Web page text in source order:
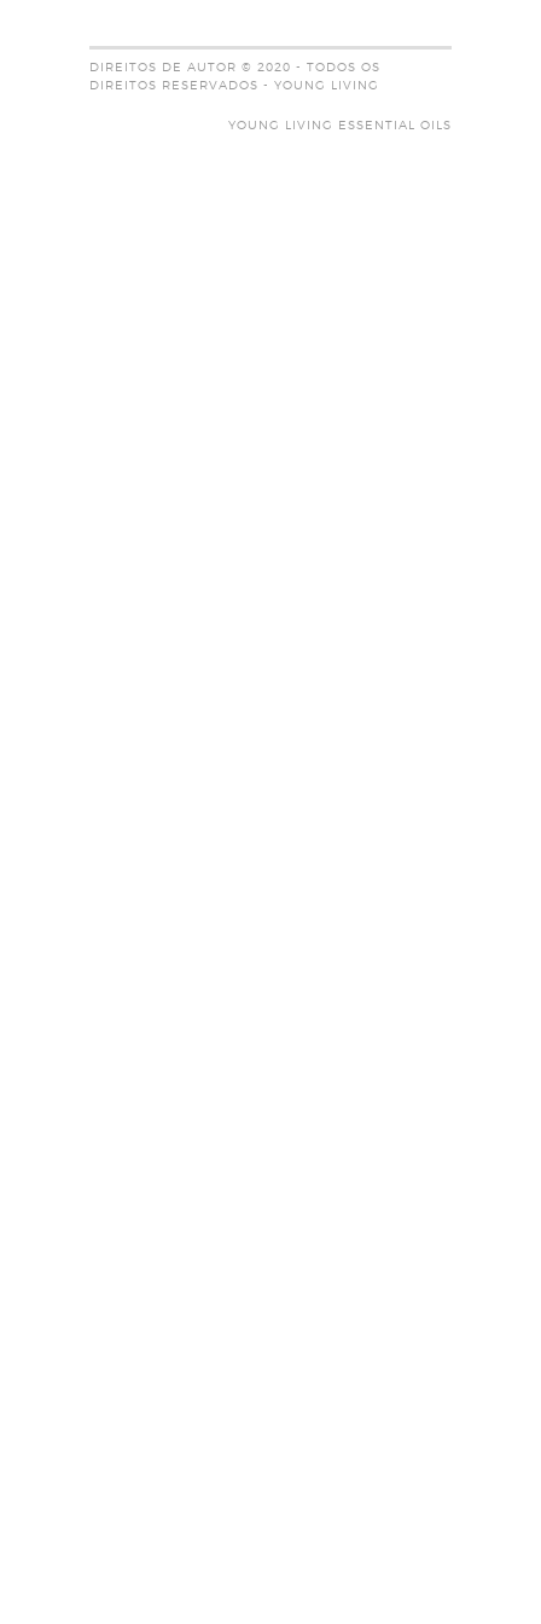
DIREITOS DE AUTOR © 2020 - TODOS OS
DIREITOS RESERVADOS - YOUNG LIVING
YOUNG LIVING ESSENTIAL OILS